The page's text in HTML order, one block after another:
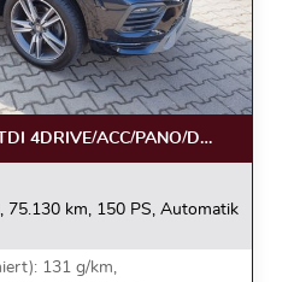
4DRIVE/ACC/PANO/DSG/NAVI/
75.130 km, 150 PS, Automatik
131 g/km,